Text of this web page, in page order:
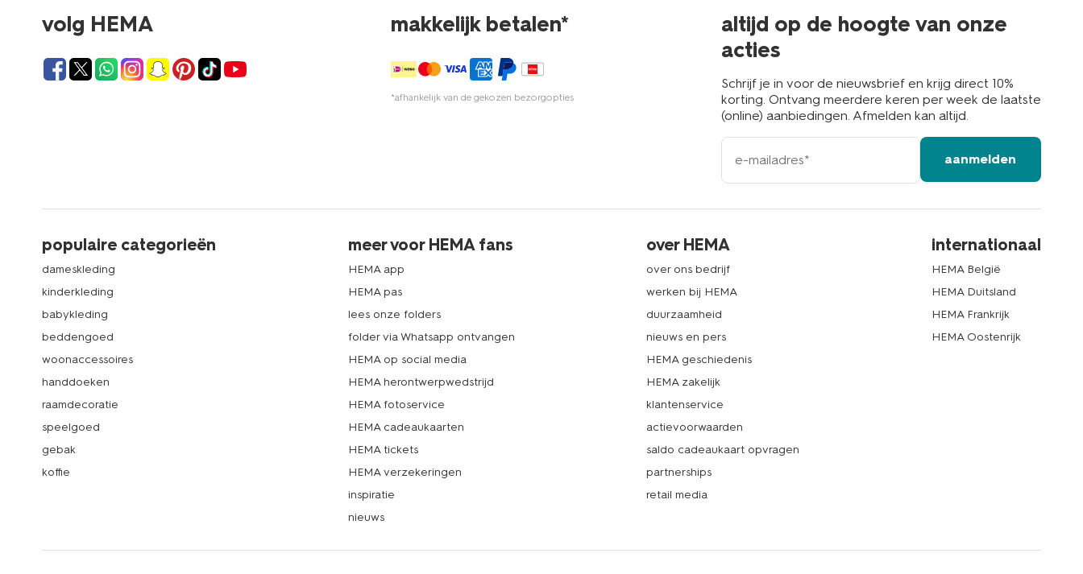
volg HEMA makkelijk betalen*
*afhankelijk van de gekozen bezorgopties
altijd op de hoogte van onze
acties
Schrijf je in voor de nieuwsbrief en krijg direct 10%
korting. Ontvang meerdere keren per week de laatste
(online) aanbiedingen. Afmelden kan altijd.
e-
mailadres
aanmelden
populaire categorieën
dameskleding
kinderkleding
babykleding
beddengoed
woonaccessoires
handdoeken
raamdecoratie
speelgoed
gebak
koffie
meer voor HEMA fans
HEMA app
HEMA pas
lees onze folders
folder via Whatsapp ontvangen
HEMA op social media
HEMA herontwerpwedstrijd
HEMA fotoservice
HEMA cadeaukaarten
HEMA tickets
HEMA verzekeringen
inspiratie
nieuws
over HEMA
over ons bedrijf
werken bij HEMA
duurzaamheid
nieuws en pers
HEMA geschiedenis
HEMA zakelijk
klantenservice
actievoorwaarden
saldo cadeaukaart opvragen
partnerships
retail media
internationaal
HEMA België
HEMA Duitsland
HEMA Frankrijk
HEMA Oostenrijk